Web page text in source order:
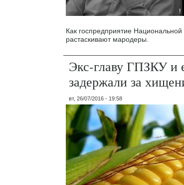
Как госпредприятие
растаскивают мародеры.
Экс-главу ГПЗКУ и
задержали за
вт, 26/07/2016 - 19:58